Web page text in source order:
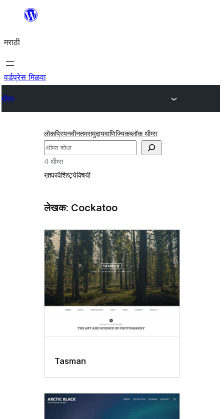
सामुग्रीवर
मराठी
वर्डप्रेस मिळवा
थीम्स
लोकप्रियनवीनतमसमुदायवाणिज्यिकब्लॉक थीम्स
शोधा
4 थीम्स
खाकावैशिष्ट्येविषयी
लेखक: Cockatoo
Tasman